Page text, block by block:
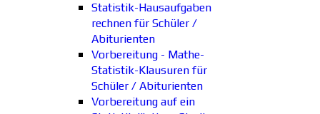
Statistik-Hausaufgaben
rechnen für Schüler /
Abiturienten
Vorbereitung - Mathe-
Statistik-Klausuren für
Schüler / Abiturienten
Vorbereitung auf ein